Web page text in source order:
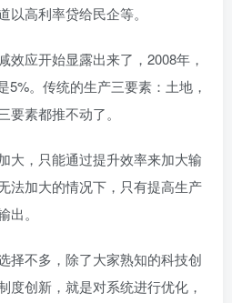
高利率贷给民企等。
效应开始显露出来了，2008年，
5%。传统的生产三要素：土地，
要素都推不动了。
大，只能通过提升效率来加大输
法加大的情况下，只有提高生产
。
择不多，除了大家熟知的科技创
度创新，就是对系统进行优化，